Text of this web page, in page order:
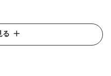
る